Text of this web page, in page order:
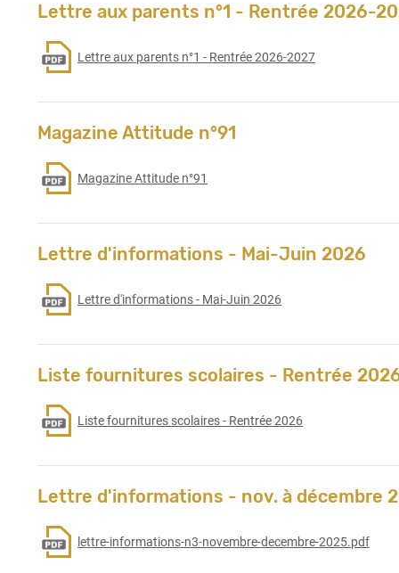
Lettre aux parents n°1 - Rentrée 2026-
Lettre aux parents n°1 - Rentrée 2026-2027
Magazine Attitude n°91
Magazine Attitude n°91
Lettre d'informations - Mai-Juin 2026
Lettre d'informations - Mai-Juin 2026
Liste fournitures scolaires - Rentrée
Liste fournitures scolaires - Rentrée 2026
Lettre d'informations - nov. à décembre
lettre-informations-n3-novembre-decembre-2025.pdf